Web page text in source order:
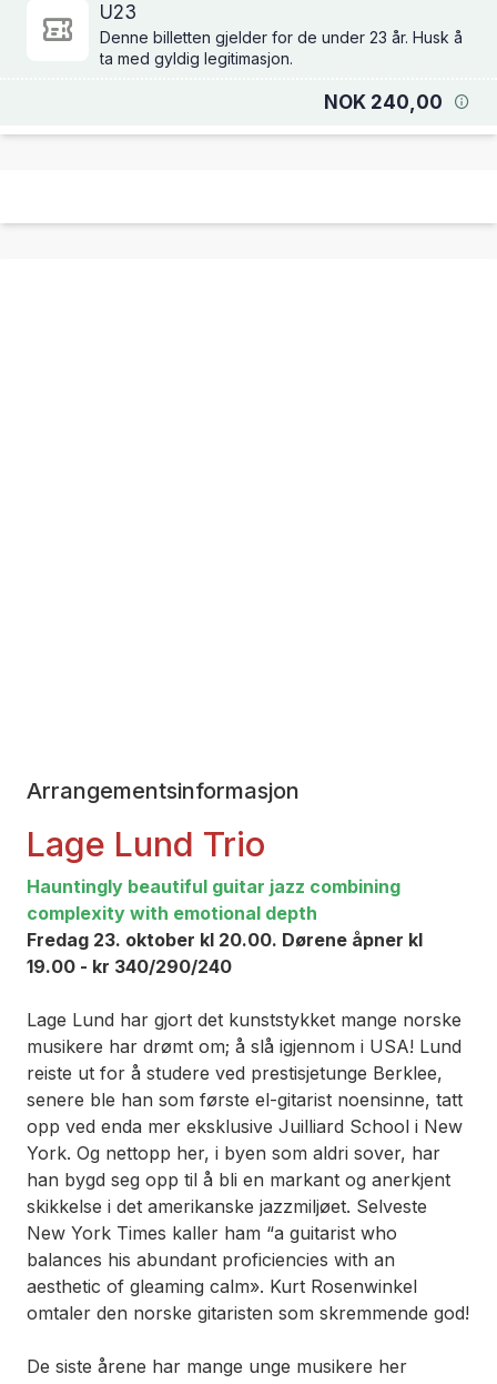
U23
Denne billetten gjelder for de under 23 år. Husk å
ta med gyldig legitimasjon.
NOK 240,00
Arrangementsinformasjon
Lage Lund Trio
Hauntingly beautiful guitar jazz combining
complexity with emotional depth
Fredag 23. oktober kl 20.00. Dørene åpner kl
19.00 - kr 340/290/240
Lage Lund har gjort det kunststykket mange norske
musikere har drømt om; å slå igjennom i USA! Lund
reiste ut for å studere ved prestisjetunge Berklee,
senere ble han som første el-gitarist noensinne, tatt
opp ved enda mer eksklusive Juilliard School i New
York. Og nettopp her, i byen som aldri sover, har
han bygd seg opp til å bli en markant og anerkjent
skikkelse i det amerikanske jazzmiljøet. Selveste
New York Times kaller ham “a guitarist who
balances his abundant proficiencies with an
aesthetic of gleaming calm». Kurt Rosenwinkel
omtaler den norske gitaristen som skremmende god!
De siste årene har mange unge musikere her